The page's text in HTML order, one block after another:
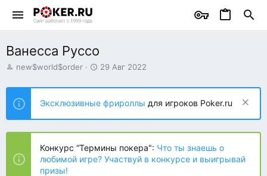
Ванесса Руссо
А
т
о
р
т
е
ы
new$world$order
Д
т
н
а
ч
л
а
29 Авг 2022
Эксклюзивные фрироллы для игроков Poker.ru
Конкурс “Термины покера": Что ты знаешь о
любимой игре? Участвуй в конкурсе и выигрывай
призы!